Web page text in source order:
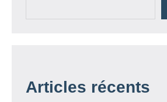
Articles récents